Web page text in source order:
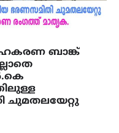
ബാങ്ക്
ചുമതലയേറ്റു